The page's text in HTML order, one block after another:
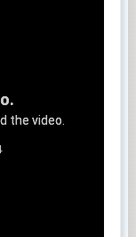
the video.